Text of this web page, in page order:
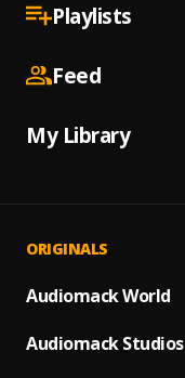
Playlists
Feed
My Library
ORIGINALS
Audiomack World
Audiomack Studios